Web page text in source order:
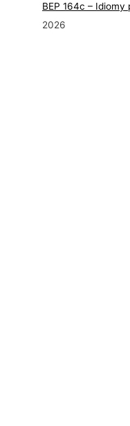
BEP 164c – Idiomy
2026